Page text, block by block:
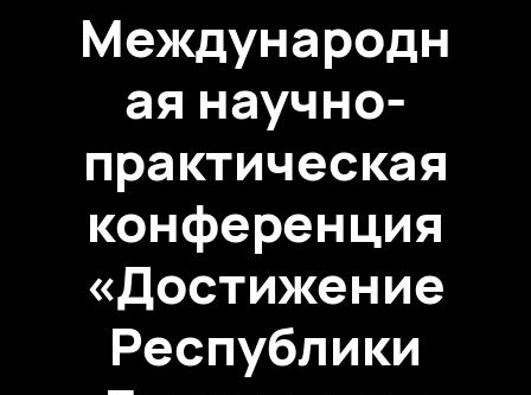
Международн
ая научно-
практическая
конференция
«Достижение
Республики